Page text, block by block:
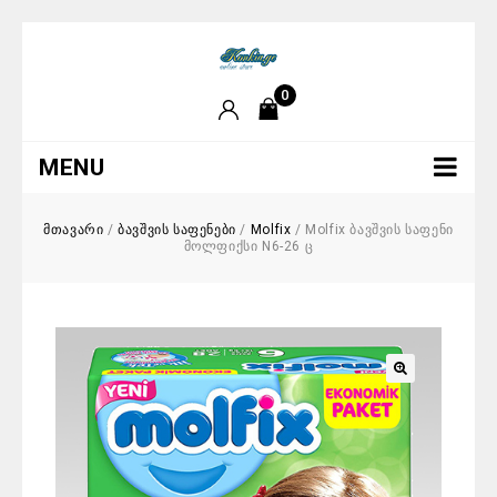
0
MENU
მთავარი /ბავშვის საფენები / Molfix / Molfix ბავშვის საფენი
მოლფიქსი N6-26 ც